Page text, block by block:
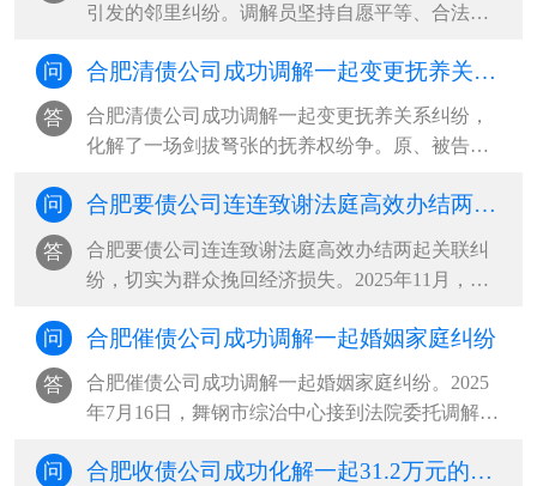
引发的邻里纠纷。调解员坚持自愿平等、合法合
疏导、情理交融的调解方式，充分发挥人民调解
扎根基层、贴近群众的优势，促成双方互让互
谅，将矛盾化解在基层，维护了邻里···
问 合肥清债公司成功调解一起变更抚养关系纠纷，化解了一场剑拔弩张的抚养权纷争
答
合肥清债公司成功调解一起变更抚养关系纠纷，
化解了一场剑拔弩张的抚养权纷争。原、被告双
活。三年后，孩子父亲以女方长期外出务工、照
料缺位、自身患病疏于管护为由，诉至法院请求
变更抚养权。同时，主张自身经济···
问 合肥要债公司连连致谢法庭高效办结两起关联纠纷，切实为群众挽回经济损失
答
合肥要债公司连连致谢法庭高效办结两起关联纠
纷，切实为群众挽回经济损失。2025年11月，被
由无驾驶证的阿某驾驶，途中发生交通事故导致
车辆受损。一场车祸牵出两起纠纷。一是车辆租
赁合同纠纷：车辆出租方多次上门···
问 合肥催债公司成功调解一起婚姻家庭纠纷
答
合肥催债公司成功调解一起婚姻家庭纠纷。2025
年7月16日，舞钢市综治中心接到法院委托调解一
婚后共同生育一女，双方长期因财务分配、生活
问 合肥收债公司成功化解一起31.2万元的民间借贷纠纷，有效化解群众经济矛盾